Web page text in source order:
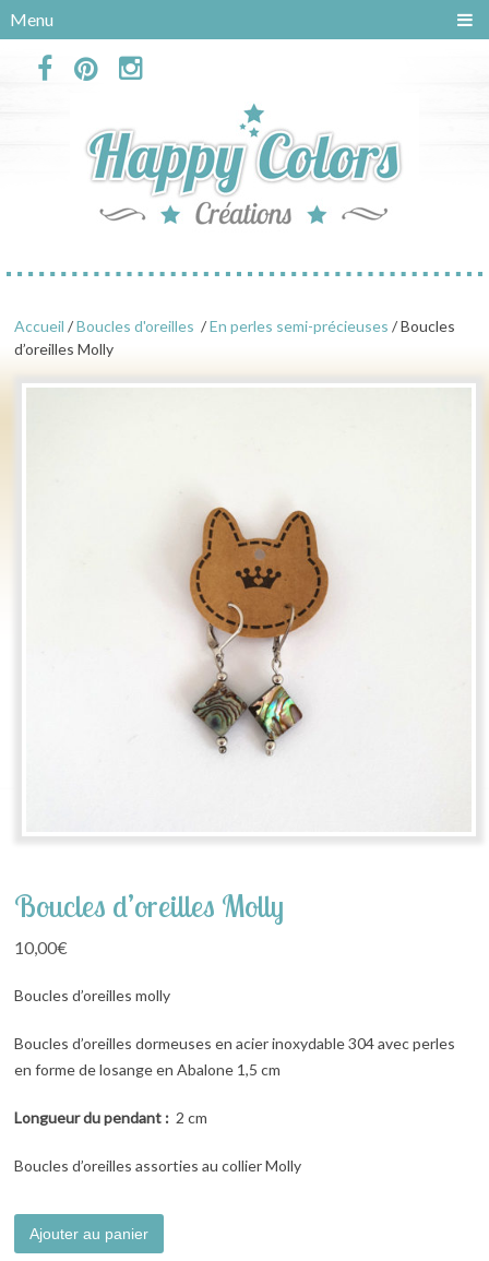
Menu
Accueil /Boucles d'oreilles /En perles semi-précieuses / Boucles
d’oreilles Molly
Boucles d’oreilles Molly
10,00€
Boucles d’oreilles molly
Boucles d’oreilles dormeuses en acier inoxydable 304 avec perles
en forme de losange en Abalone 1,5 cm
Longueur du pendant : 2 cm
Boucles d’oreilles assorties au collier Molly
Ajouter au panier
Alternative:
Panneau de gestion des cookies